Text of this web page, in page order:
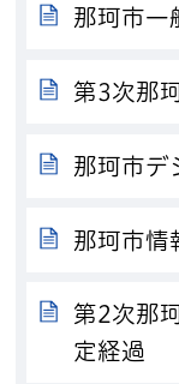
那珂市一
第3次那
那珂市デ
那珂市情
第2次那
定経過